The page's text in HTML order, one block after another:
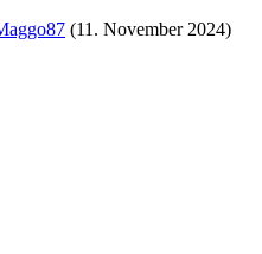
(11. November 2024)